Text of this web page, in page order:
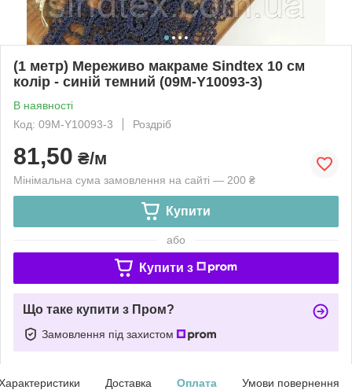
(1 метр) Мереживо макраме Sindtex 10 см
колір - синій темний (09М-Y10093-3)
В наявності
Код: 09М-Y10093-3
Роздріб
81,50 ₴/м
Мінімальна сума замовлення на сайті — 200 ₴
Купити
або
Купити з
Що таке купити з Пром?
Замовлення під захистом
Доставка Оплата Умови повернення